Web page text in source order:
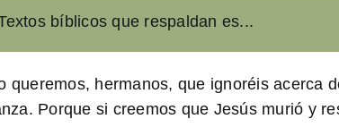
bíblicos que respaldan es...
queremos, hermanos, que ignoréis acerca
Porque si creemos que Jesús murió y